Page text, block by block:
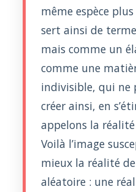
même espèce
sert ainsi de
mais comme un
comme une
indivisible, qui ne
créer ainsi, en
appelons la
Voilà l’image
mieux la réalité
aléatoire : une